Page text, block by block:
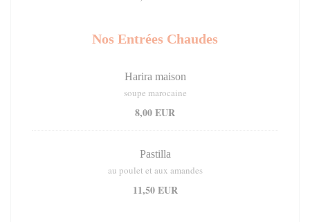
Nos Entrées Chaudes
Harira maison
soupe marocaine
8,00 EUR
Pastilla
au poulet et aux amandes
11,50 EUR